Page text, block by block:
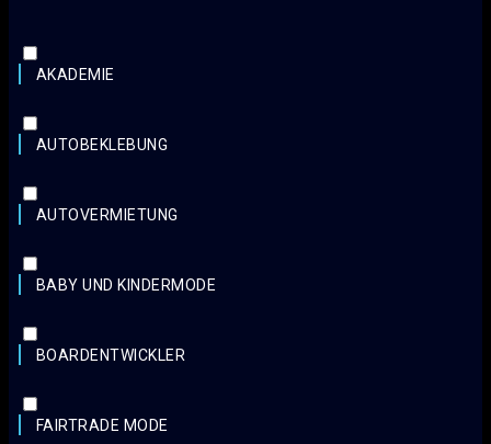
AKADEMIE
AUTOBEKLEBUNG
AUTOVERMIETUNG
BABY UND KINDERMODE
BOARDENTWICKLER
FAIRTRADE MODE